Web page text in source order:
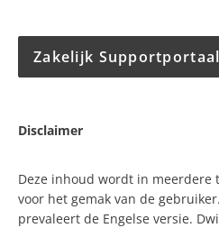
het gedrag van de pixel en neem
klantenservice.
Zakelijk Supportportaal
Disclaimer
Deze inhoud wordt in meerdere
voor het gemak van de
prevaleert de Engelse versie.